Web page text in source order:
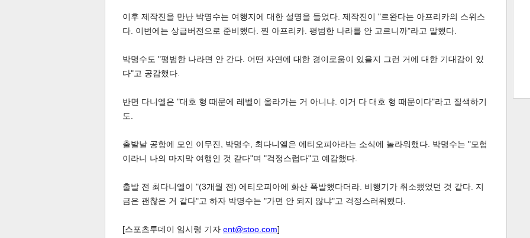
스북 터 공 공유 버블
달기 트 크 트 축 사 하기 보기
이후 제작진을 만난 박명수는 여행지에 대한 설명을 들었다. 제작진이 "르완다는 아프리카의 스위스
다. 이번에는 상급버전으로 준비했다. 찐 아프리카. 평범한 나라를 안 고르니까"라고 말했다.
박명수도 "평범한 나라면 안 간다. 어떤 자연에 대한 경이로움이 있을지 그런 거에 대한 기대감이 있
다"고 공감했다.
반면 다니엘은 "대호 형 때문에 레벨이 올라가는 거 아니냐. 이거 다 대호 형 때문이다"라고 질색하기
도.
출발날 공항에 모인 이무진, 박명수, 최다니엘은 에티오피아라는 소식에 놀라워했다. 박명수는 "모험
이라니 나의 마지막 여행인 것 같다"며 "걱정스럽다"고 예감했다.
출발 전 최다니엘이 "(3개월 전) 에티오피아에 화산 폭발했다더라. 비행기가 취소됐었던 것 같다. 지
금은 괜찮은 거 같다"고 하자 박명수는 "가면 안 되지 않냐"고 걱정스러워했다.
[스포츠투데이 임시령 기자 ent@stoo.com]